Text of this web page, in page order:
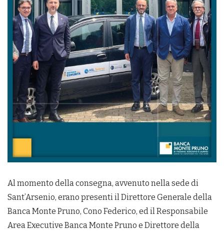
Al momento della consegna, avvenuto nella sede di
Sant’Arsenio, erano presenti il Direttore Generale della
Banca Monte Pruno, Cono Federico, ed il Responsabile
Area Executive Banca Monte Pruno e Direttore della